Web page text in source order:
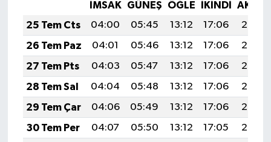
İMSAK GÜNEŞ ÖĞLE İKINDI
25 Tem Cts
04:00 05:45 13:12 17:06
20:29
26 Tem Paz
04:01 05:46 13:12 17:06
20:28
27 Tem Pts
04:03 05:47 13:12 17:06
20:27
28 Tem Sal
04:04 05:48 13:12 17:06
20:26
29 Tem Çar
04:06 05:49 13:12 17:06
20:25
30 Tem Per
04:07 05:50 13:12 17:05
20:24